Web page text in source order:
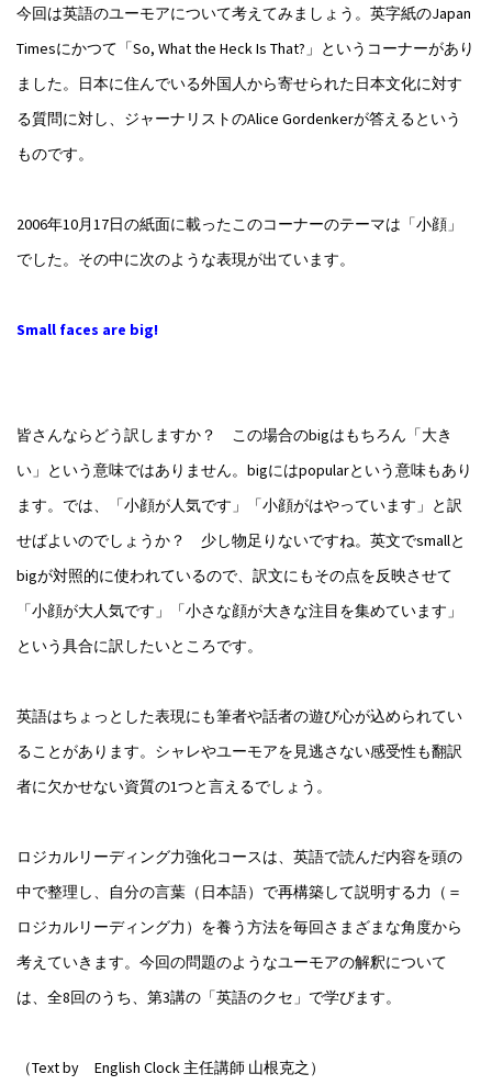
今回は英語のユーモアについて考えてみましょう。英字紙のJapan
Timesにかつて「So, What the Heck Is That?」というコーナーがあり
ました。日本に住んでいる外国人から寄せられた日本文化に対す
る質問に対し、ジャーナリストのAlice Gordenkerが答えるという
ものです。
2006年10月17日の紙面に載ったこのコーナーのテーマは「小顔」
でした。その中に次のような表現が出ています。
Small faces are big!
皆さんならどう訳しますか？ この場合のbigはもちろん「大き
い」という意味ではありません。bigにはpopularという意味もあり
ます。では、「小顔が人気です」「小顔がはやっています」と訳
せばよいのでしょうか？ 少し物足りないですね。英文でsmallと
bigが対照的に使われているので、訳文にもその点を反映させて
「小顔が大人気です」「小さな顔が大きな注目を集めています」
という具合に訳したいところです。
英語はちょっとした表現にも筆者や話者の遊び心が込められてい
ることがあります。シャレやユーモアを見逃さない感受性も翻訳
者に欠かせない資質の1つと言えるでしょう。
ロジカルリーディング力強化コースは、英語で読んだ内容を頭の
中で整理し、自分の言葉（日本語）で再構築して説明する力（＝
ロジカルリーディング力）を養う方法を毎回さまざまな角度から
考えていきます。今回の問題のようなユーモアの解釈について
は、全8回のうち、第3講の「英語のクセ」で学びます。
（Text by English Clock 主任講師 山根克之）